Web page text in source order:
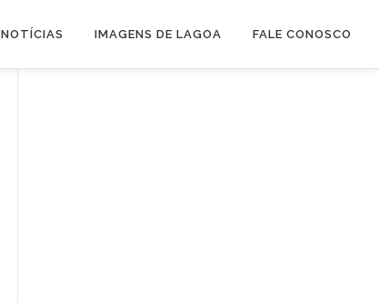
NOTÍCIAS IMAGENS DE LAGOA FALE CONOSCO